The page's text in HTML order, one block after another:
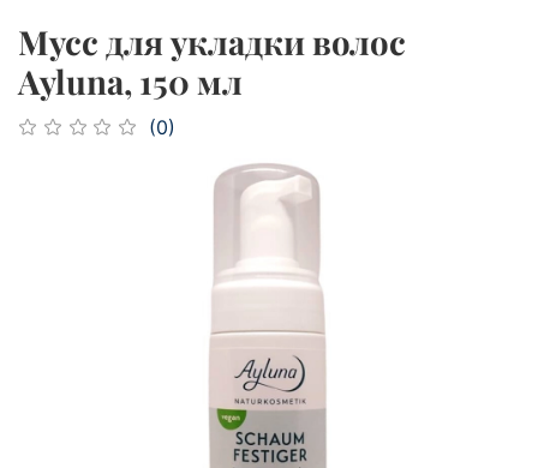
Мусс для укладки волос
Ayluna, 150 мл
(0)